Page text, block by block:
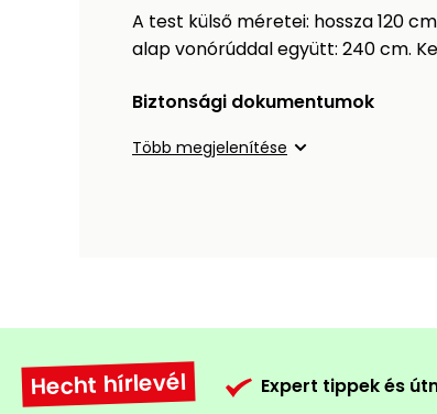
A test külső méretei: hossza 120
alap vonórúddal együtt: 240 cm.
Biztonsági dokumentumok
Több megjelenítése
Hecht hírlevél Expert tippek és